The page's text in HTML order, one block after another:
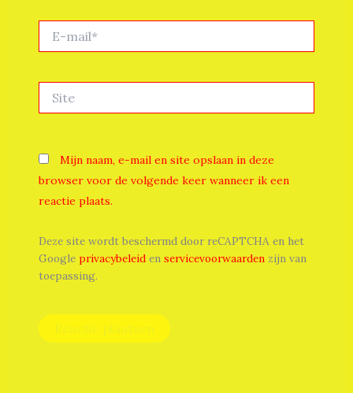
mail*
Mijn naam, e-mail en site opslaan in deze
browser voor de volgende keer wanneer ik een
reactie plaats.
Deze site wordt beschermd door reCAPTCHA en het
Google privacybeleiden servicevoorwaardenzijn van
toepassing.